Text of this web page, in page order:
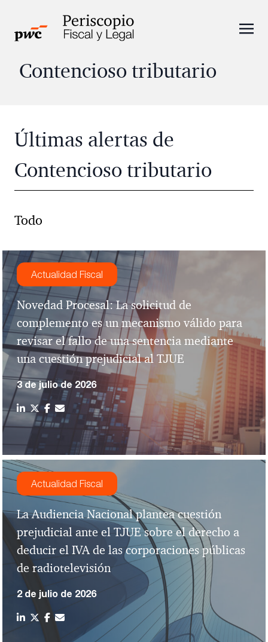
Contencioso tributario
Últimas alertas de
Contencioso tributario
Todo
Actualidad Fiscal
Novedad Procesal: La solicitud de
complemento es un mecanismo válido para
revisar el fallo de una sentencia mediante
una cuestión prejudicial al TJUE
3 de julio de 2026
Actualidad Fiscal
La Audiencia Nacional plantea cuestión
prejudicial ante el TJUE sobre el derecho a
deducir el IVA de las corporaciones públicas
de radiotelevisión
2 de julio de 2026